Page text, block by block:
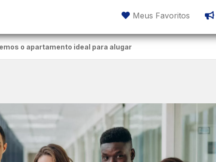
Meus Favoritos
o apartamento ideal para alugar